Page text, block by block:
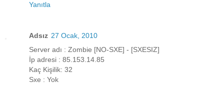
Yanıtla
Adsız 27 Ocak, 2010
Server adı : Zombie [NO-SXE] - [SXESIZ]
İp adresi : 85.153.14.85
Kaç Kişilik: 32
Sxe : Yok